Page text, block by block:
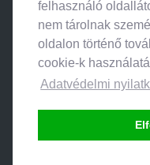
felhasználó
nem tárolnak
oldalon történő
cookie-k
Adatvédelmi